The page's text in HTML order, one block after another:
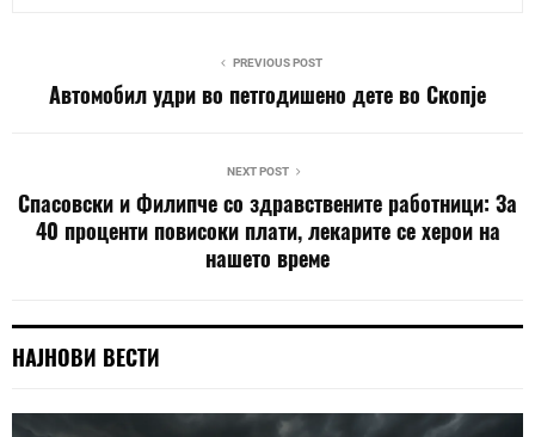
PREVIOUS POST
Автомобил удри во петгодишено дете во Скопје
NEXT POST
Спасовски и Филипче со здравствените работници: За
40 проценти повисоки плати, лекарите се херои на
нашето време
НАЈНОВИ ВЕСТИ